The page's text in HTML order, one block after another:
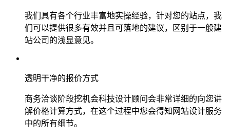
我们具有各个行业丰富地实操经验，针对您的站点，我
们可以提供很多有效并且可落地的建议，区别于一般建
站公司的浅显意见。
透明干净的报价方式
商务洽谈阶段挖机会科技设计顾问会非常详细的向您讲
解价格计算方式，在这个过程中您会得知网站设计服务
中的所有细节。